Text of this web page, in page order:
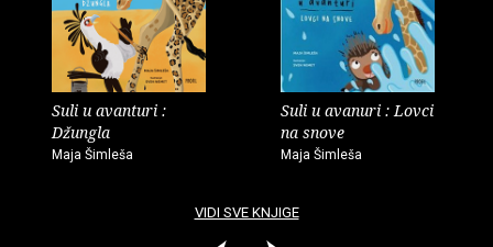
Suli u avanturi :
Džungla
Maja Šimleša
Suli u avanuri : Lovci
na snove
Maja Šimleša
VIDI SVE KNJIGE